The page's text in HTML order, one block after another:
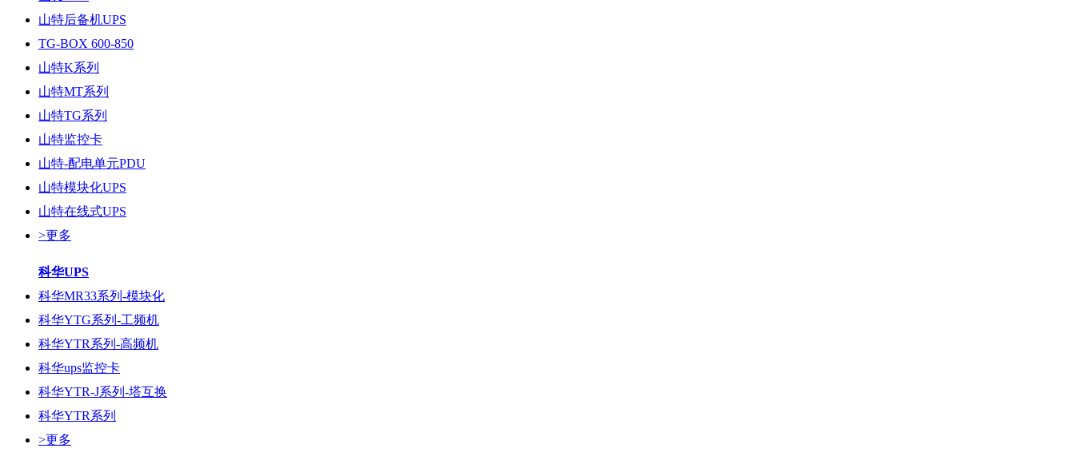
山特后备机UPS
TG-BOX 600-850
山特K系列
山特MT系列
山特TG系列
山特监控卡
山特-配电单元PDU
山特模块化UPS
山特在线式UPS
>更多
科华UPS
科华MR33系列-模块化
科华YTG系列-工频机
科华YTR系列-高频机
科华ups监控卡
科华YTR-J系列-塔互换
科华YTR系列
>更多